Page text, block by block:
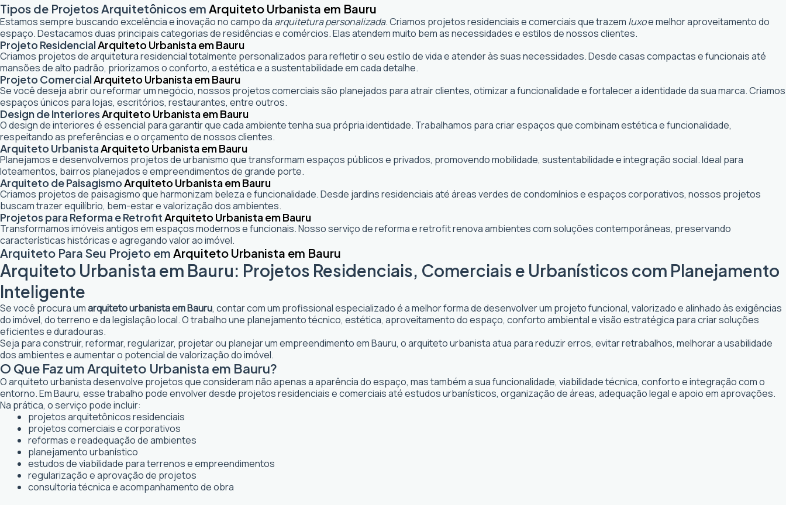
Tipos de Projetos Arquitetônicos em Arquiteto Urbanista em Bauru
Estamos sempre buscando excelência e inovação no campo da arquitetura personalizada. Criamos projetos residenciais e comerciais que trazem luxoe melhor aproveitamento do
espaço. Destacamos duas principais categorias de residências e comércios. Elas atendem muito bem as necessidades e estilos de nossos clientes.
Projeto ResidencialArquiteto Urbanista em Bauru
Criamos projetos de arquitetura residencial totalmente personalizados para refletir o seu estilo de vida e atender às suas necessidades. Desde casas compactas e funcionais até
mansões de alto padrão, priorizamos o conforto, a estética e a sustentabilidade em cada detalhe.
Projeto ComercialArquiteto Urbanista em Bauru
Se você deseja abrir ou reformar um negócio, nossos projetos comerciais são planejados para atrair clientes, otimizar a funcionalidade e fortalecer a identidade da sua marca. Criamos
espaços únicos para lojas, escritórios, restaurantes, entre outros.
Design de InterioresArquiteto Urbanista em Bauru
O design de interiores é essencial para garantir que cada ambiente tenha sua própria identidade. Trabalhamos para criar espaços que combinam estética e funcionalidade,
respeitando as preferências e o orçamento de nossos clientes.
Arquiteto UrbanistaArquiteto Urbanista em Bauru
Planejamos e desenvolvemos projetos de urbanismo que transformam espaços públicos e privados, promovendo mobilidade, sustentabilidade e integração social. Ideal para
loteamentos, bairros planejados e empreendimentos de grande porte.
Arquiteto de PaisagismoArquiteto Urbanista em Bauru
Criamos projetos de paisagismo que harmonizam beleza e funcionalidade. Desde jardins residenciais até áreas verdes de condomínios e espaços corporativos, nossos projetos
buscam trazer equilíbrio, bem-estar e valorização dos ambientes.
Projetos para Reforma e RetrofitArquiteto Urbanista em Bauru
Transformamos imóveis antigos em espaços modernos e funcionais. Nosso serviço de reforma e retrofit renova ambientes com soluções contemporâneas, preservando
características históricas e agregando valor ao imóvel.
Arquiteto Para Seu Projeto em Arquiteto Urbanista em Bauru
Arquiteto Urbanista em Bauru: Projetos Residenciais, Comerciais e Urbanísticos com Planejamento
Inteligente
Se você procura umarquiteto urbanista em Bauru, contar com um profissional especializado é a melhor forma de desenvolver um projeto funcional, valorizado e alinhado às exigências
do imóvel, do terreno e da legislação local. O trabalho une planejamento técnico, estética, aproveitamento do espaço, conforto ambiental e visão estratégica para criar soluções
eficientes e duradouras.
Seja para construir, reformar, regularizar, projetar ou planejar um empreendimento em Bauru, o arquiteto urbanista atua para reduzir erros, evitar retrabalhos, melhorar a usabilidade
dos ambientes e aumentar o potencial de valorização do imóvel.
O Que Faz um Arquiteto Urbanista em Bauru?
O arquiteto urbanista desenvolve projetos que consideram não apenas a aparência do espaço, mas também a sua funcionalidade, viabilidade técnica, conforto e integração com o
entorno. Em Bauru, esse trabalho pode envolver desde projetos residenciais e comerciais até estudos urbanísticos, organização de áreas, adequação legal e apoio em aprovações.
Na prática, o serviço pode incluir:
projetos arquitetônicos residenciais
projetos comerciais e corporativos
reformas e readequação de ambientes
planejamento urbanístico
estudos de viabilidade para terrenos e empreendimentos
regularização e aprovação de projetos
consultoria técnica e acompanhamento de obra